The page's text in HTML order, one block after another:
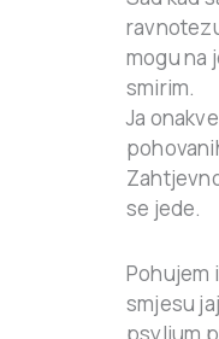
mogu na
smirim.
Ja
se jede.
Pohujem
smjesu